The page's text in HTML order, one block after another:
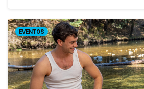
EVENTOS